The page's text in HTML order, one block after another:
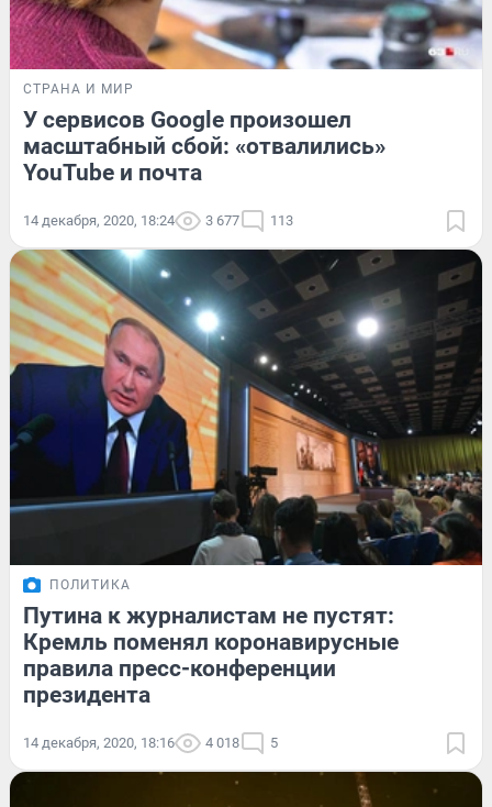
СТРАНА И МИР
У сервисов Google произошел
масштабный сбой: «отвалились»
YouTube и почта
14 декабря, 2020, 18:24 3 677 113
ПОЛИТИКА
Путина к журналистам не пустят:
Кремль поменял коронавирусные
правила пресс-конференции
президента
14 декабря, 2020, 18:16 4 018 5